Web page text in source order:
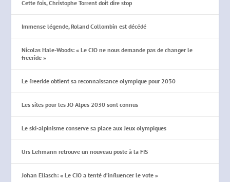
Cette fois, Christophe Torrent doit dire stop
Immense légende, Roland Collombin est décédé
Nicolas Hale-Woods: « Le CIO ne nous demande pas de changer le
freeride »
Le freeride obtient sa reconnaissance olympique pour 2030
Les sites pour les JO Alpes 2030 sont connus
Le ski-alpinisme conserve sa place aux Jeux olympiques
Urs Lehmann retrouve un nouveau poste à la FIS
Johan Eliasch: « Le CIO a tenté d’influencer le vote »